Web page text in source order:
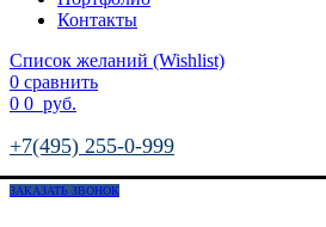
Контакты
Список желаний (Wishlist)
0 сравнить
0 0 руб.
+7(495) 255-0-999
ЗАКАЗАТЬ ЗВОНОК